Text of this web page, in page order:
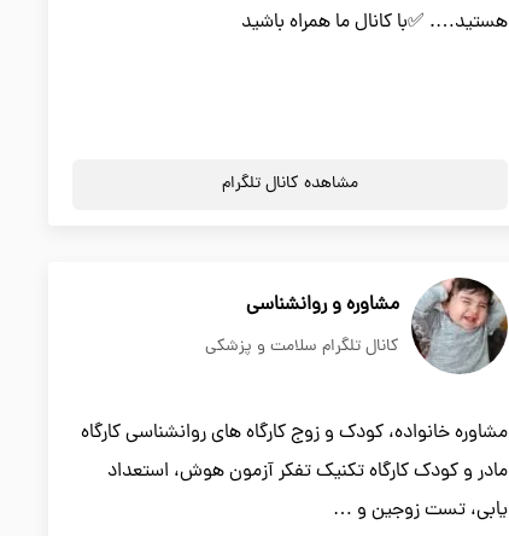
هستید…. ✅با کانال ما همراه باشید
مشاهده کانال تلگرام
مشاوره و روانشناسی
کانال تلگرام سلامت و پزشکی
مشاوره خانواده، کودک و زوج کارگاه های روانشناسی کارگاه
مادر و کودک کارگاه تکنیک تفکر آزمون هوش، استعداد
یابی، تست زوجین و …